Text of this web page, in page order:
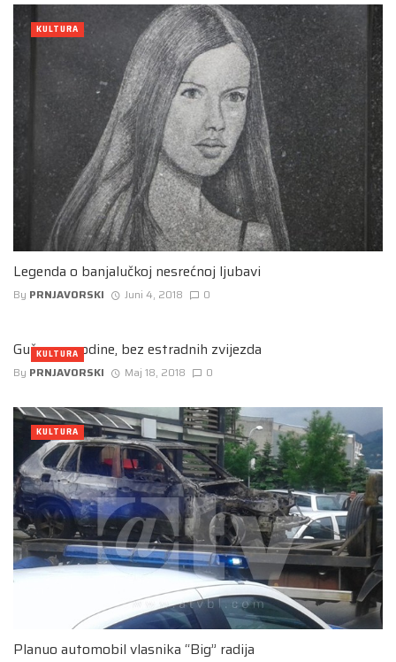
Legenda o banjalučkoj nesrećnoj ljubavi
By PRNJAVORSKI Juni 4, 2018 0
KULTURA
Guča ove godine, bez estradnih zvijezda
By PRNJAVORSKI Maj 18, 2018 0
KULTURA
Planuo automobil vlasnika “Big” radija
KULTURA